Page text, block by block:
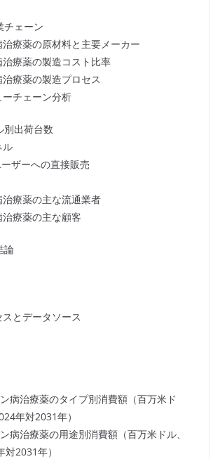
チェーン
療薬の原材料と主要メーカー
療薬の製造コスト比率
療薬の製造プロセス
チェーン分析
別出荷台数
ル
ザーへの直接販売
療薬の主な流通業者
療薬の主な顧客
論
とデータソース
病治療薬のタイプ別消費額（百万米ド
年対2031年）
病治療薬の用途別消費額（百万米ドル、
2031年）